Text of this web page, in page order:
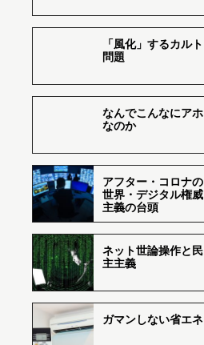
「風化」するカルト
問題
なんでこんなにアホ
なのか
アフター・コロナの
世界・デジタル権威
主義の台頭
ネット世論操作と民
主主義
ガマンしない省エネ